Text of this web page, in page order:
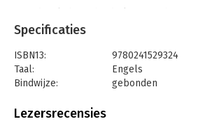
is the beautifully illustrated and mindful
through the seasons, inspired by Buddhist
'Which is more important,' asked Big Panda,
destination?'
'The company,' said Tiny Dragon.
Friends Big Panda and Tiny Dragon journey
Specificaties
ISBN13:
9780241529324
Taal:
Engels
Bindwijze:
gebonden
Uitgever:
Lezersrecensies